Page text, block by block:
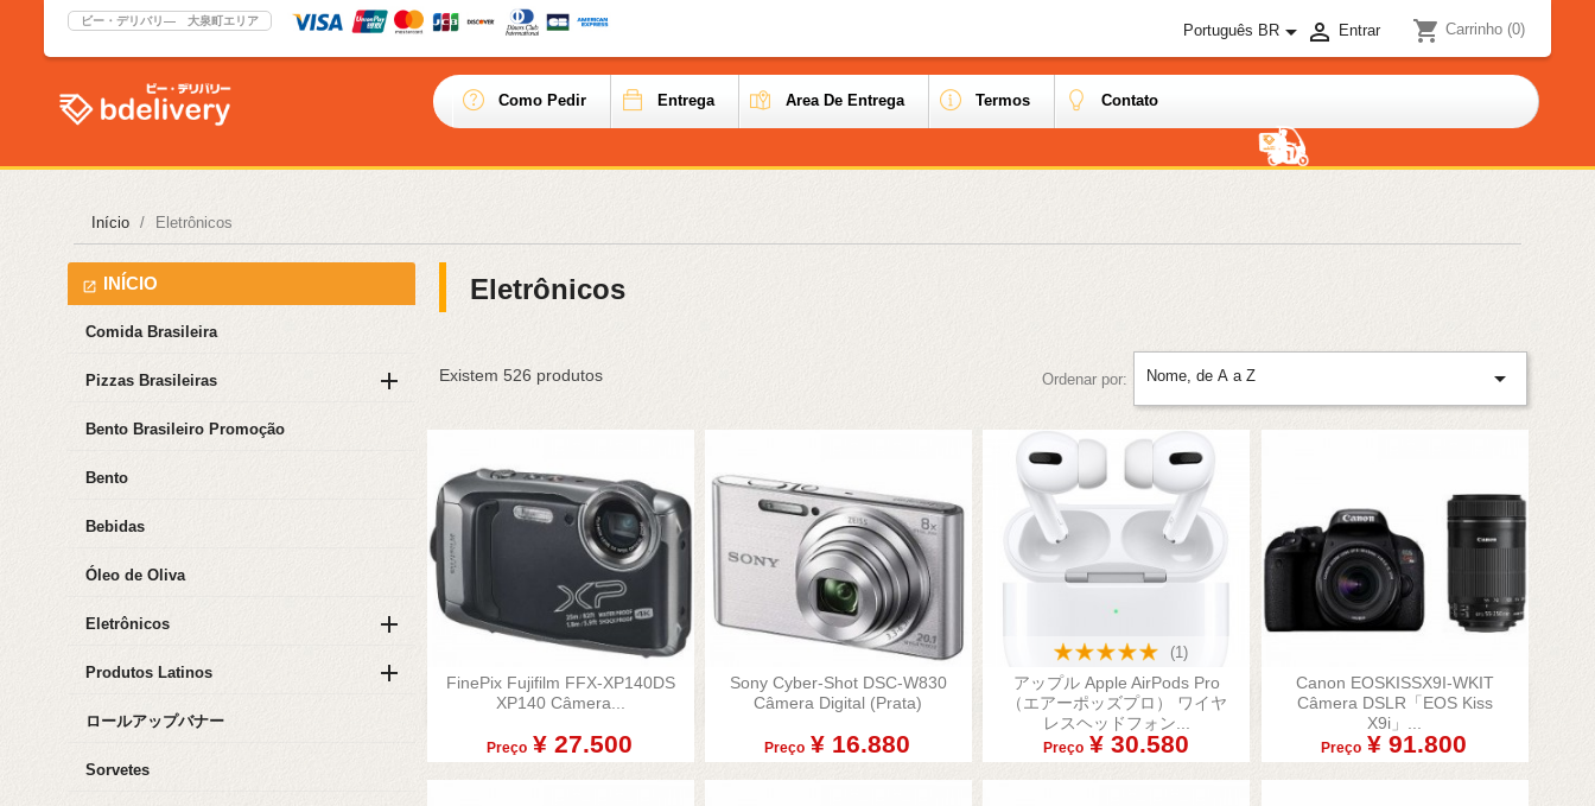
ビー・デリバリ― 大泉町エリア
Português BR  Entrar shopping_cart Carrinho (0)
Como Pedir Entrega Area De Entrega Termos Contato
Início Eletrônicos
INÍCIO
Comida Brasileira
Pizzas Brasileiras 
Bento Brasileiro Promoção
Bento
Bebidas
Óleo de Oliva
Eletrônicos 
Produtos Latinos 
ロールアップバナー
Sorvetes
Eletrônicos
Existem 526 produtos Ordenar por: Nome, de A a Z 
FinePix Fujifilm FFX-XP140DS
XP140 Câmera...
Preço ¥ 27.500
Visualização rápida
Sony Cyber-Shot DSC-W830
Câmera Digital (prata)
Preço ¥ 16.880
Visualização rápida
アップル Apple AirPods Pro
（エアーポッズプロ） ワイヤ
レスヘッドフォン...
Preço ¥ 30.580
(1)
Visualização rápida
Canon EOSKISSX9I-WKIT
Câmera DSLR「EOS Kiss
X9i」...
Preço ¥ 91.800
Visualização rápida